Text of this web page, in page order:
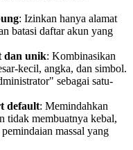
: Izinkan hanya alamat
batasi daftar akun yang
dan unik: Kombinasikan
kecil, angka, dan simbol.
sebagai satu-
default: Memindahkan
tidak membuatnya kebal,
massal yang